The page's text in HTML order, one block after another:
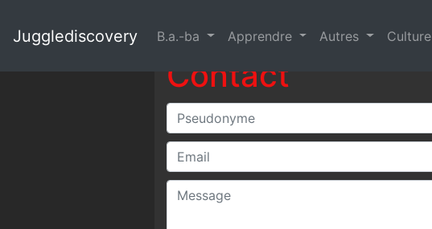
Jugglediscovery B.a.-ba Apprendre Autres Culture
Contact